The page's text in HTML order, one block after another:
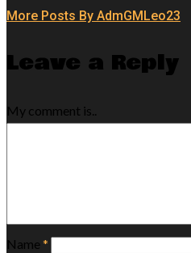
More Posts By AdmGMLeo23
Leave a Reply
My comment is..
Name *